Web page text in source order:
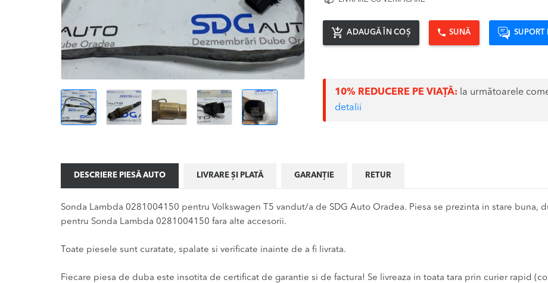
ADAUGĂ ÎN COȘ SUNĂ SUPORT
10% REDUCERE PE VIAȚĂ: la următoarele
detalii
DESCRIERE PIESĂ AUTO LIVRARE ȘI PLATĂ GARANȚIE RETUR
Sonda Lambda 0281004150 pentru Volkswagen T5 vandut/a de SDG Auto Oradea. Piesa se prezinta in stare buna,
pentru Sonda Lambda 0281004150 fara alte accesorii.
Toate piesele sunt curatate, spalate si verificate inainte de a fi livrata.
Fiecare piesa de duba este insotita de certificat de garantie si de factura! Se livreaza in toata tara prin curier rapid